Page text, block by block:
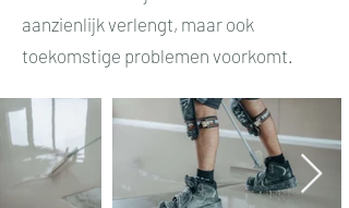
aanzienlijk verlengt, maar ook
toekomstige problemen voorkomt.